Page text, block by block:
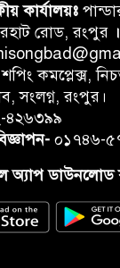
কার্যালয়ঃ
রোড, রংপুর ।
কমপ্লেক্স,
সংলগ্ন, রংপুর।
৪২৬৩৯৯
০১৭৪৬-
অ্যাপ